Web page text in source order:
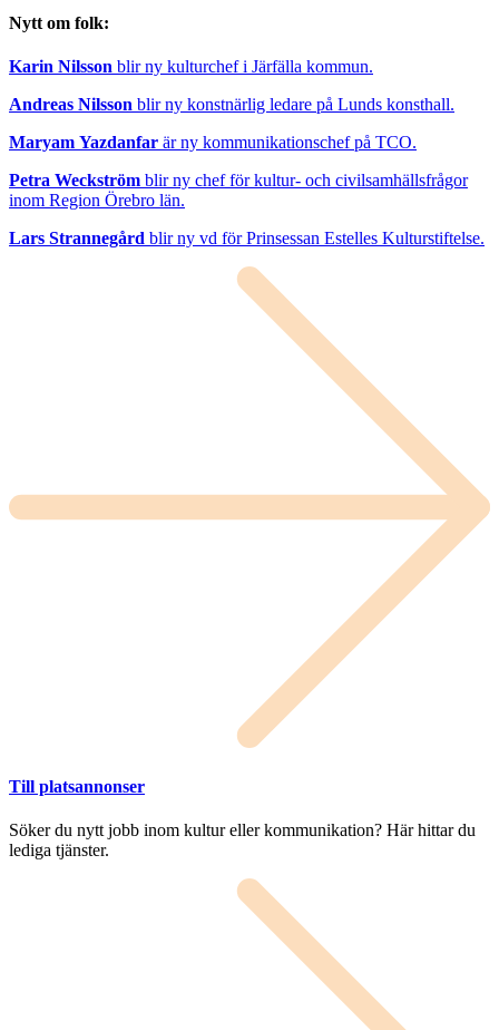
Nytt om folk:
Karin Nilsson blir ny kulturchef i Järfälla kommun.
Andreas Nilsson blir ny konstnärlig ledare på Lunds konsthall.
Maryam Yazdanfar är ny kommunikationschef på TCO.
Petra Weckström blir ny chef för kultur- och civilsamhällsfrågor
inom Region Örebro län.
Lars Strannegård blir ny vd för Prinsessan Estelles Kulturstiftelse.
Till platsannonser
Söker du nytt jobb inom kultur eller kommunikation? Här hittar du
lediga tjänster.